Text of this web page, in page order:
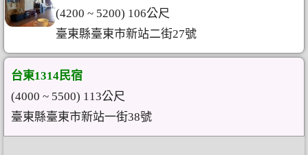
(4200 ~ 5200) 106公尺
臺東縣臺東市新站二街27號
台東1314民宿
(4000 ~ 5500) 113公尺
臺東縣臺東市新站一街38號